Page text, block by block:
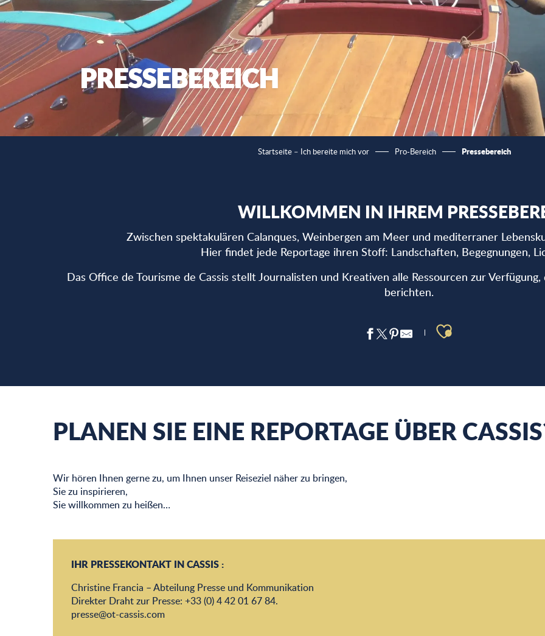
PRESSEBEREICH
Startseite – Ich bereite mich vor Pro-Bereich Pressebereich
WILLKOMMEN IN IHREM
Zwischen spektakulären Calanques, Weinbergen am Meer und mediterraner
Hier findet jede Reportage ihren Stoff: Landschaften, Begegnungen,
Das Office de Tourisme de Cassis stellt Journalisten und Kreativen alle Ressourcen zur
berichten.
Ajouter aux
PLANEN SIE EINE REPORTAGE ÜBER
Wir hören Ihnen gerne zu, um Ihnen unser Reiseziel näher zu bringen,
Sie zu inspirieren,
Sie willkommen zu heißen…
IHR PRESSEKONTAKT IN CASSIS :
Christine Francia – Abteilung Presse und Kommunikation
Direkter Draht zur Presse: +33 (0) 4 42 01 67 84.
presse@ot-cassis.com